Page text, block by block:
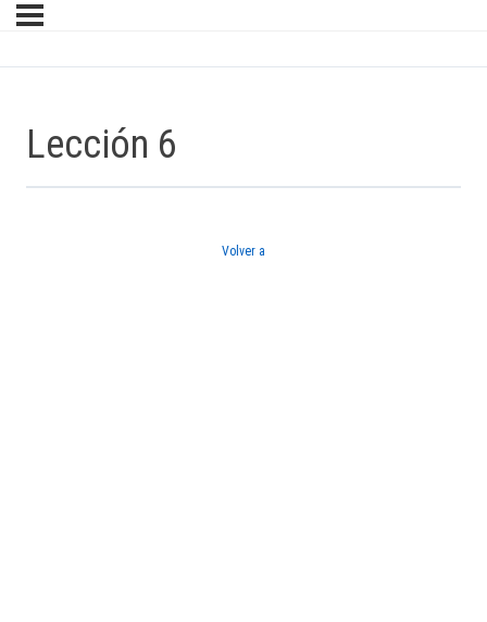
Lección 6
Volver a